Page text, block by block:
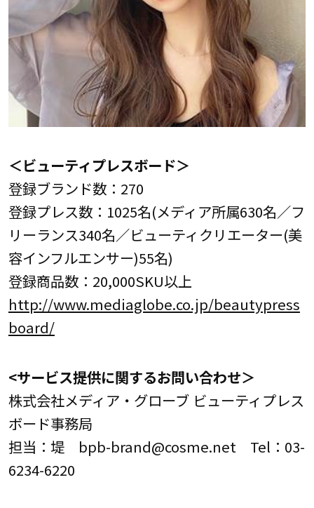
＜ビューティプレスボード＞
登録ブランド数：270
登録プレス数：1025名(メディア所属630名／フ
リーランス340名／ビューティクリエーター(美
容インフルエンサー)55名)
登録商品数：20,000SKU以上
http://www.mediaglobe.co.jp/beautypress
board/
<サービス提供に関するお問い合わせ＞
株式会社メディア・グローブ ビューティプレス
ボード事務局
担当：堤 bpb-brand@cosme.net Tel：03-
6234-6220